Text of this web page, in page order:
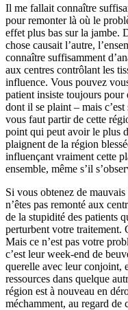
Il me fallait connaître
pour remonter là où le
effet plus bas sur la jambe.
chose causait l’autre,
connaître suffisamment
aux centres contrôlant les
influence. Vous pouvez
patient insiste toujours pour
dont il se plaint – mais
vous faut partir de cette
point qui peut avoir le plus
plaignent de la région
influençant vraiment cette
ensemble, même s’il
Si vous obtenez de
n’êtes pas remonté aux
de la stupidité des patients
perturbent votre traitement.
Mais ce n’est pas votre
c’est leur week-end de
querelle avec leur conjoint,
ressources dans quelque
région est à nouveau en
méchamment, au regard de